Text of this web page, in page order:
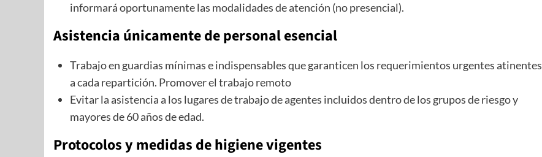
informará oportunamente las modalidades de atención (no presencial).
Asistencia únicamente de personal esencial
Trabajo en guardias mínimas e indispensables que garanticen los requerimientos urgentes atinentes
a cada repartición. Promover el trabajo remoto
Evitar la asistencia a los lugares de trabajo de agentes incluidos dentro de los grupos de riesgo y
mayores de 60 años de edad.
Protocolos y medidas de higiene vigentes